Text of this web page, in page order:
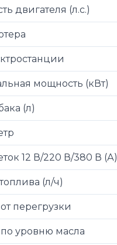
двигателя (л.с.)
мощность (кВт)
(л)
12 В/220 В/380 В (А)
(л/ч)
перегрузки
уровню масла